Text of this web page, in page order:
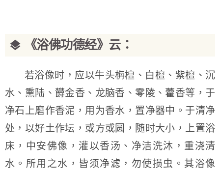
《浴佛功德经》云：
若浴像时，应以牛头栴檀、白檀、紫檀、沉
水、熏陆、欝金香、龙脑香、零陵、藿香等，于
净石上磨作香泥，用为香水，置净器中。于清净
处，以好土作坛，或方或圆，随时大小，上置浴
床，中安佛像，灌以香汤、净洁洗沐，重浇清
水。所用之水，皆须净滤，勿使损虫。其浴像